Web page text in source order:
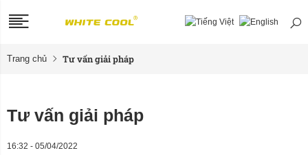
Trang chủ Tư vấn giải pháp
Tư vấn giải pháp
16:32 - 05/04/2022